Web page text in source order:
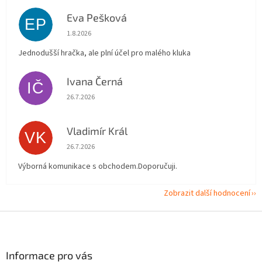
EP Eva Pešková
Hodnocení obchodu je 5 z 5 hvězdiček.
1.8.2026
Jednodušší hračka, ale plní účel pro malého kluka
IČ Ivana Černá
Hodnocení obchodu je 5 z 5 hvězdiček.
26.7.2026
VK Vladimír Král
Hodnocení obchodu je 5 z 5 hvězdiček.
26.7.2026
Výborná komunikace s obchodem.Doporučuji.
Zobrazit další hodnocení
Informace pro vás